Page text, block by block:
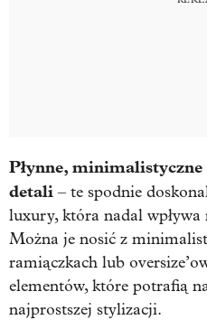
Płynne,
detali – te spodnie
luxury, która nadal wpływa
Można je nosić z
ramiączkach lub
elementów, które potrafią
najprostszej stylizacji.